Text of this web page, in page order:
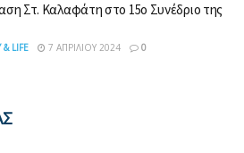
Στ. Καλαφάτη στο 15ο Συνέδριο της
& LIFE 7 ΑΠΡΙΛΊΟΥ 2024 0